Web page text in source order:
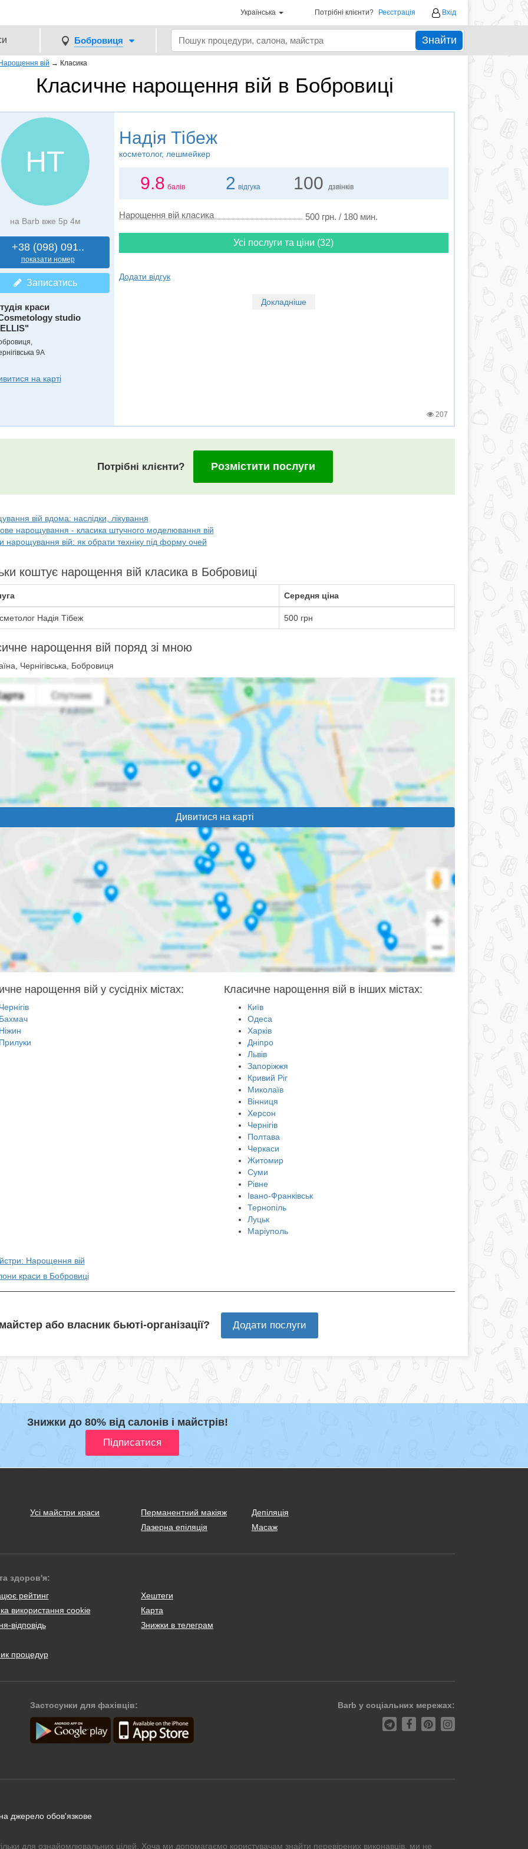
Українська Потрібні клієнти? Реєстрація Вхід
Бобровиця Знайти
вій → Класика
Класичне нарощення вій в Бобровиці
НТ
на Barb вже 5р 4м
+38 (098) 091..
показати номер
Записатись
краси
studio
9А
на карті
Надія Тібеж
косметолог, лешмейкер
9.8 балів 2 відгука 100 дзвінків
Нарощення вій класика 500 грн. / 180 мин.
Усі послуги та ціни (32)
Додати відгук
Докладніше
207
Потрібні клієнти? Розмістити послуги
вій вдома: наслідки, лікування
нарощування - класика штучного моделювання вій
нарощування вій: як обрати техніку під форму очей
коштує нарощення вій класика в Бобровиці
Середня ціна
Надія Тібеж 500 грн
нарощення вій поряд зі мною
Чернігівська, Бобровиця
Дивитися на карті
нарощення вій у сусідніх містах: Класичне нарощення вій в інших містах:
Київ
Одеса
Харків
Дніпро
Львів
Запоріжжя
Кривий Ріг
Миколаїв
Вінниця
Херсон
Чернігів
Полтава
Черкаси
Житомир
Суми
Рівне
Івано-Франківськ
Тернопіль
Луцьк
Маріуполь
Нарощення вій
краси в Бобровиці
або власник бьюті-організації? Додати послуги
Знижки до 80% від салонів і майстрів!
Усі майстри краси
Перманентний макіяж
Лазерна епіляція
Депіляція
Масаж
здоров'я:
рейтинг
використання cookie
відповідь
процедур
Хештеги
Карта
Знижки в телеграм
Застосунки для фахівців: Barb у соціальних мережах:
джерело обов'язкове
для ознайомлювальних цілей. Хоча ми допомагаємо користувачам знайти перевірених виконавців, ми не